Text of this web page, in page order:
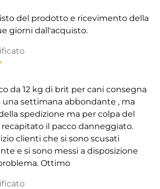
del prodotto e ricevimento della
giorni dall'acquisto.
da 12 kg di brit per cani consegna
settimana abbondante , ma
spedizione ma per colpa del
il pacco danneggiato.
clienti che si sono scusati
e si sono messi a disposizione
Ottimo